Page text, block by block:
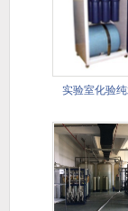
实验室化验